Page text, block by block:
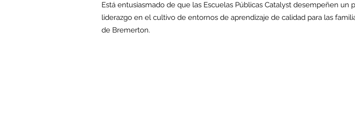
Está entusiasmado de que las Escuelas Públicas Catalyst desempeñen un
liderazgo en el cultivo de entornos de aprendizaje de calidad para las
de Bremerton.